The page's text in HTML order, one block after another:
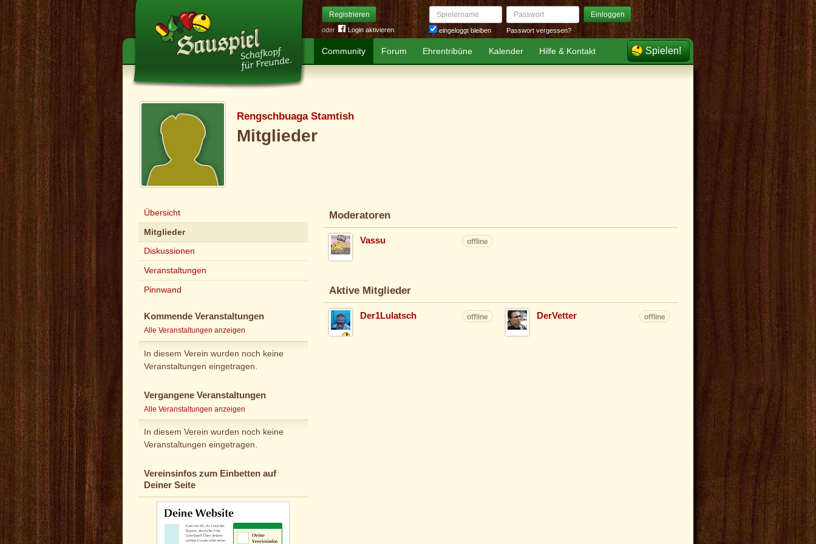
Registrieren
oder Login aktivieren
Spielername
eingeloggt bleiben
Passwort Einloggen
Passwort vergessen?
Community Forum Ehrentribüne Kalender Hilfe & Kontakt Spielen!
Rengschbuaga Stamtish
Mitglieder
Übersicht
Mitglieder
Diskussionen
Veranstaltungen
Pinnwand
Kommende Veranstaltungen
Alle Veranstaltungen anzeigen
In diesem Verein wurden noch keine
Veranstaltungen eingetragen.
Vergangene Veranstaltungen
Alle Veranstaltungen anzeigen
In diesem Verein wurden noch keine
Veranstaltungen eingetragen.
Vereinsinfos zum Einbetten auf
Deiner Seite
Moderatoren
Vassu offline
Aktive Mitglieder
Der1Lulatsch offline DerVetter offline